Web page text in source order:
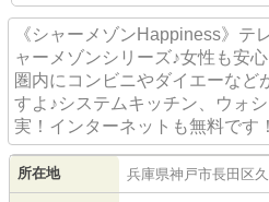
《シャーメゾンHappiness》テ
ャーメゾンシリーズ♪女性も安
圏内にコンビニやダイエーなど
すよ♪システムキッチン、ウォ
実！インターネットも無料です！
所在地 兵庫県神戸市長田区